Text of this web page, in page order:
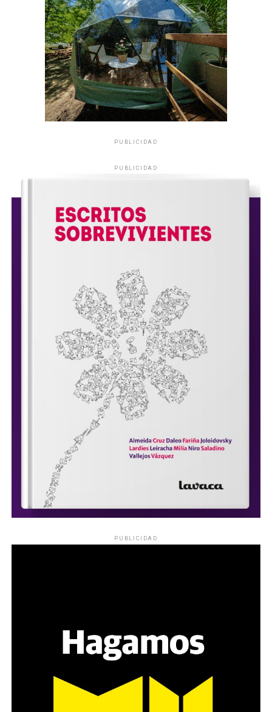
PUBLICIDAD
PUBLICIDAD
PUBLICIDAD